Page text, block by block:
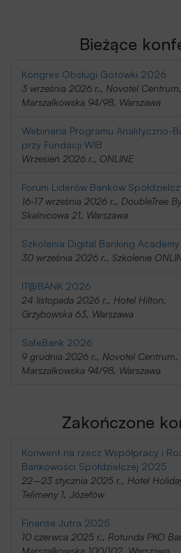
Bieżące
Kongres Obsługi Gotówki 2026
3 września 2026 r., Novotel Centrum,
Marszałkowska 94/98, Warszawa
Webinaria Programu Analityczno-
przy Fundacji WIB
Wrzesień 2026 r., ONLINE
Forum Liderów Banków
16-17 września 2026 r., DoubleTree
Skalnicowa 21, Warszawa
Szkolenia Digital Banking Academy
30 września 2026 r., Szkolenie
IT@BANK 2026
24 listopada 2026 r., Hotel Hilton,
Grzybowska 63, Warszawa
SafeBank 2026
9 grudnia 2026 r., Novotel Centrum,
Marszałkowska 94/98, Warszawa
Zakończone
Konwent na rzecz Współpracy i
Bankowości Spółdzielczej 2025
22–23 stycznia 2025 r., Hotel
Telimeny 1, Józefów
Finanse Jutra 2025
10 czerwca 2025 r., Rotunda PKO
Marszałkowska 100/102, Warszawa